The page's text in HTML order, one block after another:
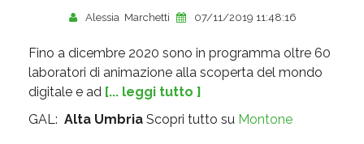
Alessia Marchetti 07/11/2019 11:48:16
Fino a dicembre 2020 sono in programma oltre 60
laboratori di animazione alla scoperta del mondo
digitale e ad [... leggi tutto ]
GAL: Alta Umbria Scopri tutto su Montone